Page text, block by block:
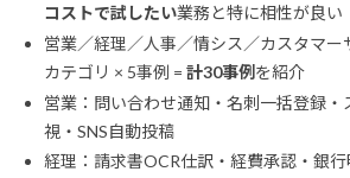
コストで試したい業務と特に相性が良い
営業／経理／人事／情シス／カスタマー
カテゴリ × 5事例 = 計30事例 を紹介
営業：問い合わせ通知・名刺一括登録
視・SNS自動投稿
経理：請求書OCR仕訳・経費承認・銀